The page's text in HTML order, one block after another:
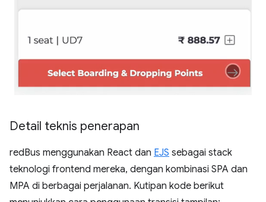
Detail teknis penerapan
redBus menggunakan React dan EJS sebagai stack
teknologi frontend mereka, dengan kombinasi SPA dan
MPA di berbagai perjalanan. Kutipan kode berikut